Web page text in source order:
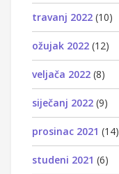
travanj 2022 (10)
ožujak 2022 (12)
veljača 2022 (8)
siječanj 2022 (9)
prosinac 2021 (14)
studeni 2021 (6)